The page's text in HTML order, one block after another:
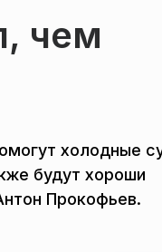
чем
холодные
будут хороши
Прокофьев.